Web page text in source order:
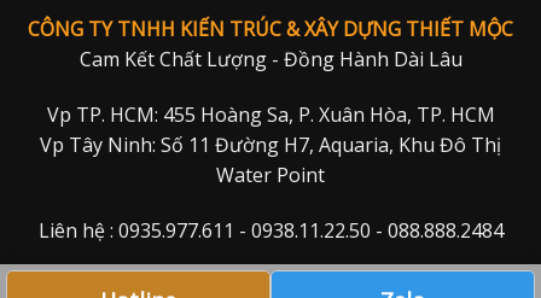
CÔNG TY TNHH KIẾN TRÚC & XÂY DỰNG THIẾT MỘC
Cam Kết Chất Lượng - Đồng Hành Dài Lâu
Vp TP. HCM: 455 Hoàng Sa, P. Xuân Hòa, TP. HCM
Vp Tây Ninh: Số 11 Đường H7, Aquaria, Khu Đô Thị
Water Point
Liên hệ : 0935.977.611 - 0938.11.22.50 - 088.888.2484